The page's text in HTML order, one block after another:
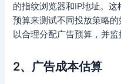
的指纹浏览器和IP地址。
预算来测试不同投放策略
以合理分配广告预算，并监
2、广告成本估算